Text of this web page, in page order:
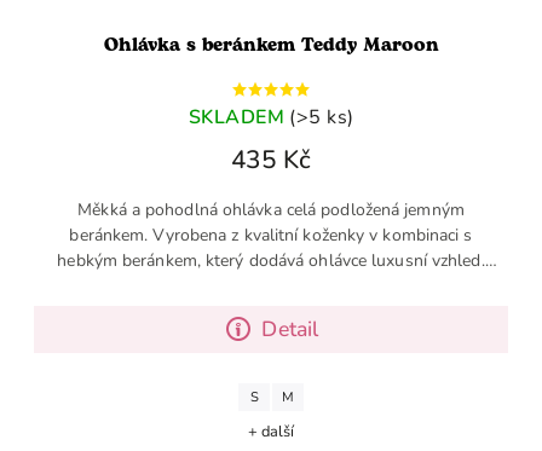
Ohlávka s beránkem Teddy Maroon
SKLADEM (>5 ks)
435 Kč
Detail
Měkká a pohodlná ohlávka celá podložená jemným
beránkem. Vyrobena z kvalitní koženky v kombinaci s
hebkým beránkem, který dodává ohlávce luxusní vzhled.
S M
+ další